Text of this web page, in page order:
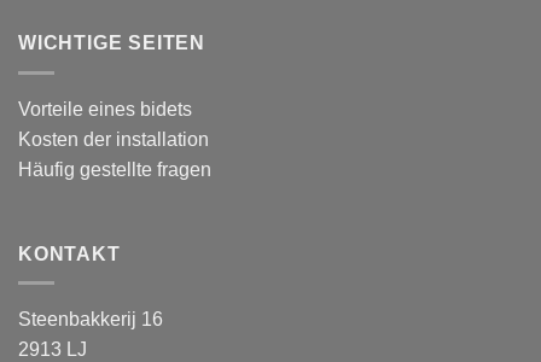
WICHTIGE SEITEN
Vorteile eines bidets
Kosten der installation
Häufig gestellte fragen
KONTAKT
Steenbakkerij 16
2913 LJ